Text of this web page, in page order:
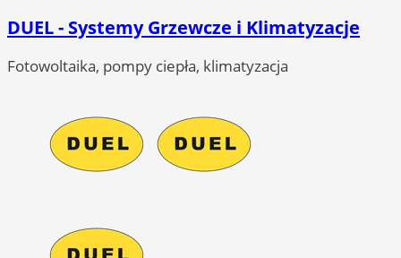
DUEL - Systemy Grzewcze i Klimatyzacje
Fotowoltaika, pompy ciepła, klimatyzacja